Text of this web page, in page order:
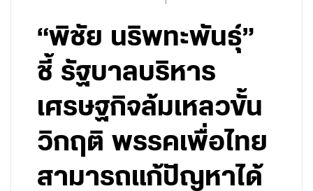
“พิชัย นริพทะพันธุ์”
ชี้ รัฐบาลบริหาร
เศรษฐกิจล้มเหลวขั้น
วิกฤติ พรรคเพื่อไทย
สามารถแก้ปัญหาได้